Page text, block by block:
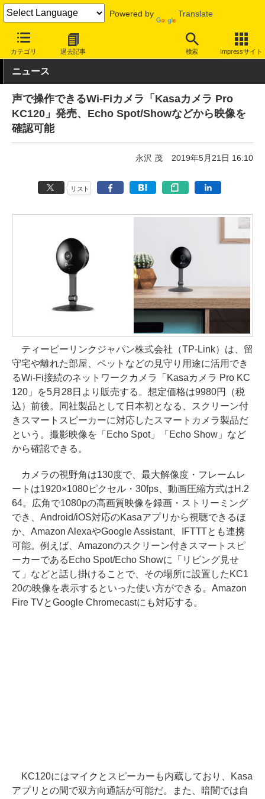
Powered by Translate
カテゴリ 過去記事 検索 Impressサイト
INTERNET Watch ハードウェア その他
ニュース
声で操作できるWi-Fiカメラ「Kasaカメラ Pro
KC120」発売、Echo Spot/Showなどから映像を
確認可能
永沢 茂 2019年5月21日 16:10
リスト
ティーピーリンクジャパン株式会社（TP-Link）は、留
守宅や離れた部屋、ペットなどの見守り用途に活用でき
るWi-Fi接続のネットワークカメラ「Kasaカメラ Pro KC
120」を5月28日より販売する。想定価格は9980円（税
込）前後。同社製品として日本初となる、スクリーン付
きスマートスピーカーに対応したスマートカメラ製品だ
という。撮影映像を「Echo Spot」「Echo Show」など
から確認できる。
カメラの視野角は130度で、最大解像度・フレームレ
ートは1920×1080ピクセル・30fps、動画圧縮方式はH.2
64。広角で1080pの高画質映像を録画・ストリーミング
でき、Android/iOS対応のKasaアプリから視聴できるほ
か、Amazon AlexaやGoogle Assistant、IFTTTとも連携
可能。例えば、Amazonのスクリーン付きスマートスピ
ーカーであるEcho Spot/Echo Showに「リビング見せ
て」などと話し掛けることで、その場所に設置したKC1
20の映像を表示するといった使い方ができる。Amazon
Fire TVとGoogle Chromecastにも対応する。
KC120にはマイクとスピーカーも内蔵しており、Kasa
アプリとの間で双方向通話が可能だ。また、暗闇では自